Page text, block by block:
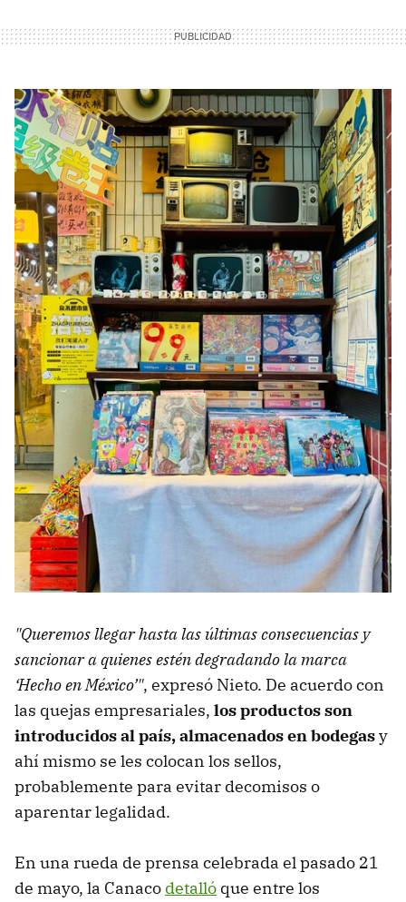
"Queremos llegar hasta las últimas consecuencias y
sancionar a quienes estén degradando la marca
‘Hecho en México’", expresó Nieto. De acuerdo con
las quejas empresariales, los productos son
introducidos al país, almacenados en bodegasy
ahí mismo se les colocan los sellos,
probablemente para evitar decomisos o
aparentar legalidad.
En una rueda de prensa celebrada el pasado 21
de mayo, la Canaco detalló que entre los